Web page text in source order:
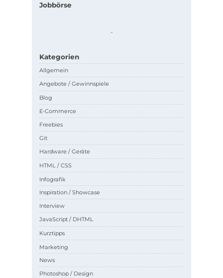
Jobbörse
..
Kategorien
Allgemein
Angebote / Gewinnspiele
Blog
E-Commerce
Freebies
Git
Hardware / Geräte
HTML / CSS
Infografik
Inspiration / Showcase
Interview
JavaScript / DHTML
Kurztipps
Marketing
News
Photoshop / Design